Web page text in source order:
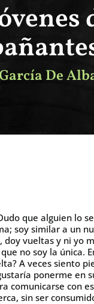
De
que alguien lo
soy similar a un
doy vueltas y ni yo
no soy la única.
A veces siento
ponerme en
comunicarse con
sin ser